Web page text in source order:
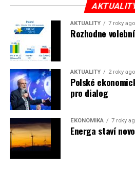
možná vozit své hnědé uhlí. ČEZ
škrtnutím 7 % elektřiny
neplánované a nečekané skokové
dovozu elektřiny už od roku 2027.
(psáno pro info.cz)
AKTUALITY 7 roky ago
Rozhodne
AKTUALITY 2 roky ago
Polské
pro dialog
EKONOMIKA 7 roky
Energa staví